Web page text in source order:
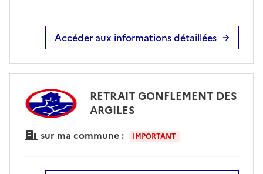
Accéder aux informations détaillées
RETRAIT GONFLEMENT DES
ARGILES
sur ma commune : IMPORTANT